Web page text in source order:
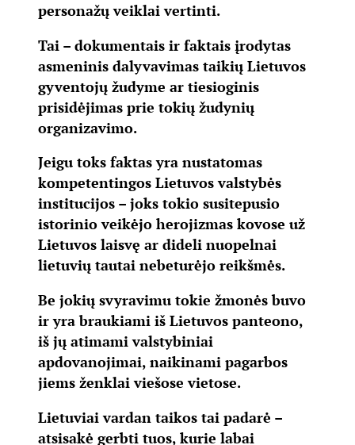
personažų veiklai vertinti.
Tai – dokumentais ir faktais įrodytas
asmeninis dalyvavimas taikių Lietuvos
gyventojų žudyme ar tiesioginis
prisidėjimas prie tokių žudynių
organizavimo.
Jeigu toks faktas yra nustatomas
kompetentingos Lietuvos valstybės
institucijos – joks tokio susitepusio
istorinio veikėjo herojizmas kovose už
Lietuvos laisvę ar dideli nuopelnai
lietuvių tautai nebeturėjo reikšmės.
Be jokių svyravimu tokie žmonės buvo
ir yra braukiami iš Lietuvos panteono,
iš jų atimami valstybiniai
apdovanojimai, naikinami pagarbos
jiems ženklai viešose vietose.
Lietuviai vardan taikos tai padarė –
atsisakė gerbti tuos, kurie labai